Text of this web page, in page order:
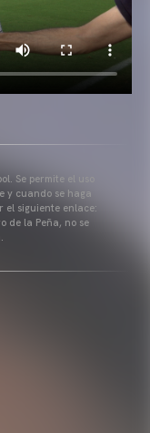
Se permite el uso
y cuando se haga
el siguiente enlace:
de la Peña, no se